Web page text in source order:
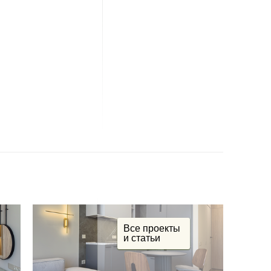
Все проекты
и статьи